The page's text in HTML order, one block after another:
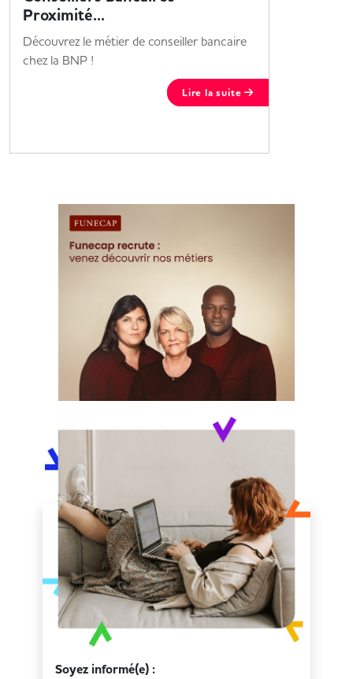
Proximité...
Découvrez le métier de conseiller bancaire
chez la BNP !
Lire la suite
Soyez informé(e) :